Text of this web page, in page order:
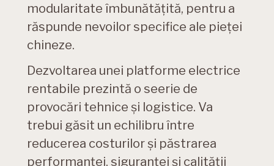
modularitate îmbunătățită, pentru a
răspunde nevoilor specifice ale pieței
chineze.
Dezvoltarea unei platforme electrice
rentabile prezintă o seerie de
provocări tehnice și logistice. Va
trebui găsit un echilibru între
reducerea costurilor și păstrarea
performanței, siguranței și calității